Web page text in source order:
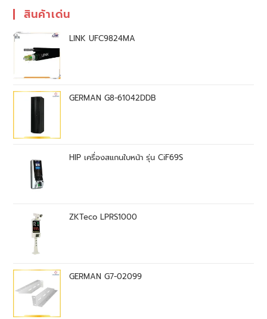
สินค้าเด่น
LINK UFC9824MA
GERMAN G8-61042DDB
HIP เครื่องสแกนใบหน้า รุ่น CiF69S
ZKTeco LPRS1000
GERMAN G7-02099